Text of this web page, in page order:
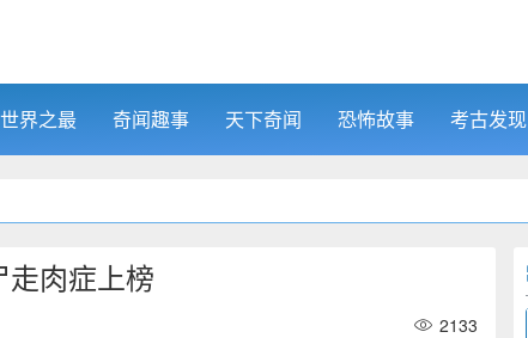
世界之最 奇闻趣事 天下奇闻 恐怖故事 考古发现
肉症上榜
2133